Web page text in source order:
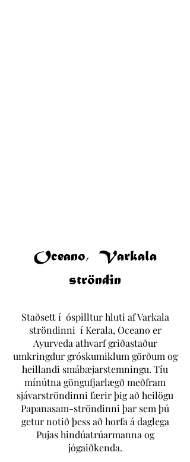
Oceano, Varkala
ströndin
Staðsett í óspilltur hluti af Varkala
ströndinni í Kerala, Oceano er
Ayurveda athvarf griðastaður
umkringdur gróskumiklum görðum og
heillandi smábæjarstemningu. Tíu
mínútna göngufjarlægð meðfram
sjávarströndinni færir þig að heilögu
Papanasam-ströndinni þar sem þú
getur notið þess að horfa á daglega
Pujas hindúatrúarmanna og
jógaiðkenda.